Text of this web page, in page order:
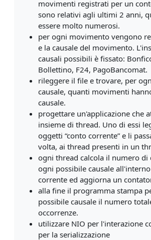
movimenti registrati per un
sono relativi agli ultimi 2 anni,
essere molto numerosi.
per ogni movimento vengono
e la causale del movimento.
causali possibili è fissato:
Bollettino, F24, PagoBancomat.
rileggere il file e trovare, per
causale, quanti movimenti
causale.
progettare un'applicazione che
insieme di thread. Uno di essi
oggetti “conto corrente” e li
volta, ai thread presenti in un
ogni thread calcola il numero di
ogni possibile causale
corrente ed aggiorna un
alla fine il programma stampa
possibile causale il numero
occorrenze.
utilizzare NIO per l'interazione
per la serializzazione